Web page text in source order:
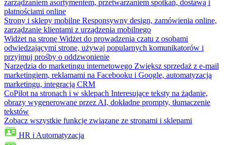
zarządzaniem asortymentem, przetwarzaniem spotkań, dostawą i
płatnościami online
Strony i sklepy mobilne Responsywny design, zamówienia online,
zarządzanie klientami z urządzenia mobilnego
Widżet na stronę Widżet do prowadzenia czatu z osobami
odwiedzającymi stronę, używaj popularnych komunikatorów i
przyjmuj prośby o oddzwonienie
Narzędzia do marketingu internetowego Zwiększ sprzedaż z e-mail
marketingiem, reklamami na Facebooku i Google, automatyzacją
marketingu, integracją CRM
CoPilot na stronach i w sklepach Interesujące teksty na żądanie,
obrazy wygenerowane przez AI, dokładne prompty, tłumaczenie
tekstów
Zobacz wszystkie funkcje związane ze stronami i sklepami
HR i Automatyzacja